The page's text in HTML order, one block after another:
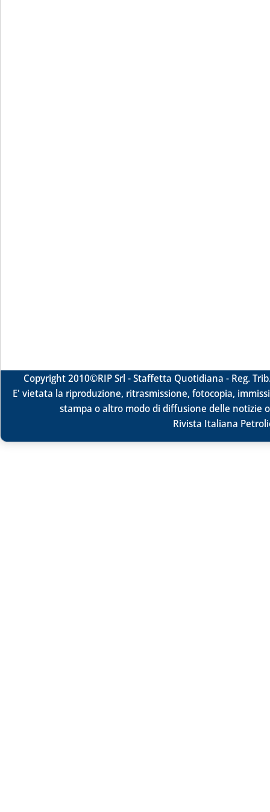
Copyright 2010©RIP Srl -Staffetta Quotidiana - Reg.
E' vietata la riproduzione, ritrasmissione, fotocopia,
stampa o altro modo di diffusione delle notizie
Rivista Italiana